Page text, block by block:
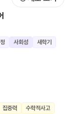
사회성
새학기
집중력 수학적사고